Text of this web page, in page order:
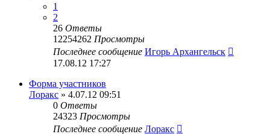
1
2
26 Ответы
12254262 Просмотры
Последнее сообщение Игорь Архангельск
17.08.12 17:27
Форма участников
Лоракс » 4.07.12 09:51
0 Ответы
24323 Просмотры
Последнее сообщение Лоракс